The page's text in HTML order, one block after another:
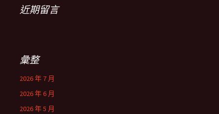
近期留言
彙整
2026 年 7 月
2026 年 6 月
2026 年 5 月